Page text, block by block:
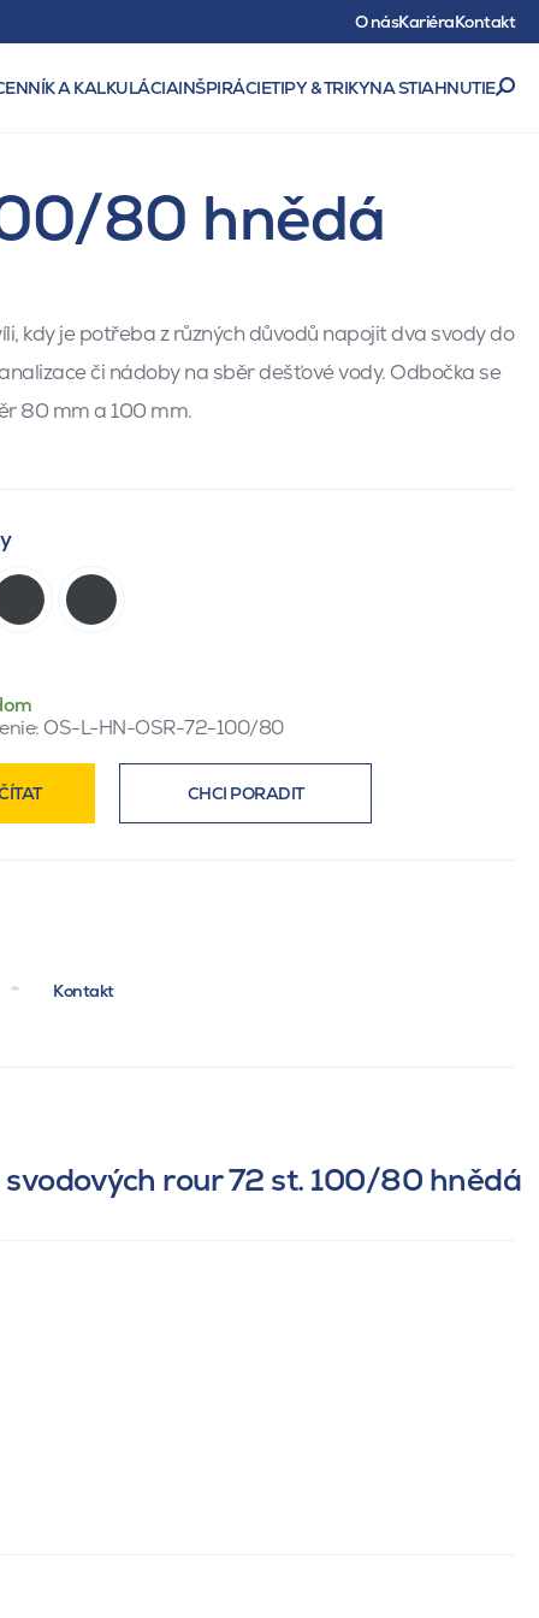
O násKariéraKontakt
A KALKULÁCIAINŠPIRÁCIETIPY & TRIKYNA STIAHNUTIE
80 hnědá
kdy je potřeba z různých důvodů napojit dva svody do
či nádoby na sběr dešťové vody. Odbočka se
80 mm a 100 mm.
OS-L-HN-OSR-72-100/80
CHCI PORADIT
Kontakt
svodových rour 72 st. 100/80 hnědá